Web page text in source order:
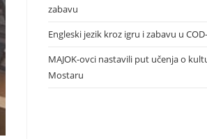
zabavu
Engleski jezik kroz igru i zabavu u
MAJOK-ovci nastavili put učenja o
Mostaru